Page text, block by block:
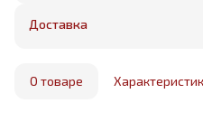
Бесплатная доставка в
маркетплейса
Доставка
О товаре